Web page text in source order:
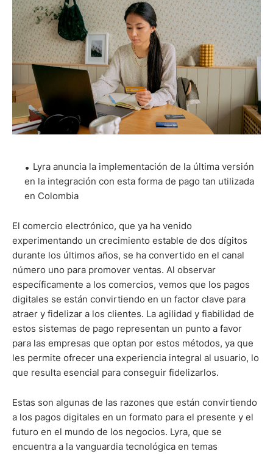
Lyra anuncia la implementación de la última versión
en la integración con esta forma de pago tan utilizada
en Colombia
El comercio electrónico, que ya ha venido
experimentando un crecimiento estable de dos dígitos
durante los últimos años, se ha convertido en el canal
número uno para promover ventas. Al observar
específicamente a los comercios, vemos que los pagos
digitales se están convirtiendo en un factor clave para
atraer y fidelizar a los clientes. La agilidad y fiabilidad de
estos sistemas de pago representan un punto a favor
para las empresas que optan por estos métodos, ya que
les permite ofrecer una experiencia integral al usuario, lo
que resulta esencial para conseguir fidelizarlos.
Estas son algunas de las razones que están convirtiendo
a los pagos digitales en un formato para el presente y el
futuro en el mundo de los negocios. Lyra, que se
encuentra a la vanguardia tecnológica en temas